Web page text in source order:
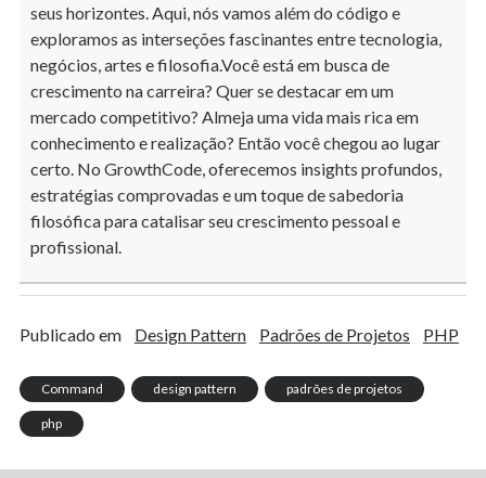
seus horizontes. Aqui, nós vamos além do código e
exploramos as interseções fascinantes entre tecnologia,
negócios, artes e filosofia.Você está em busca de
crescimento na carreira? Quer se destacar em um
mercado competitivo? Almeja uma vida mais rica em
conhecimento e realização? Então você chegou ao lugar
certo. No GrowthCode, oferecemos insights profundos,
estratégias comprovadas e um toque de sabedoria
filosófica para catalisar seu crescimento pessoal e
profissional.
Publicado em Design Pattern Padrões de Projetos PHP
Command design pattern padrões de projetos
php